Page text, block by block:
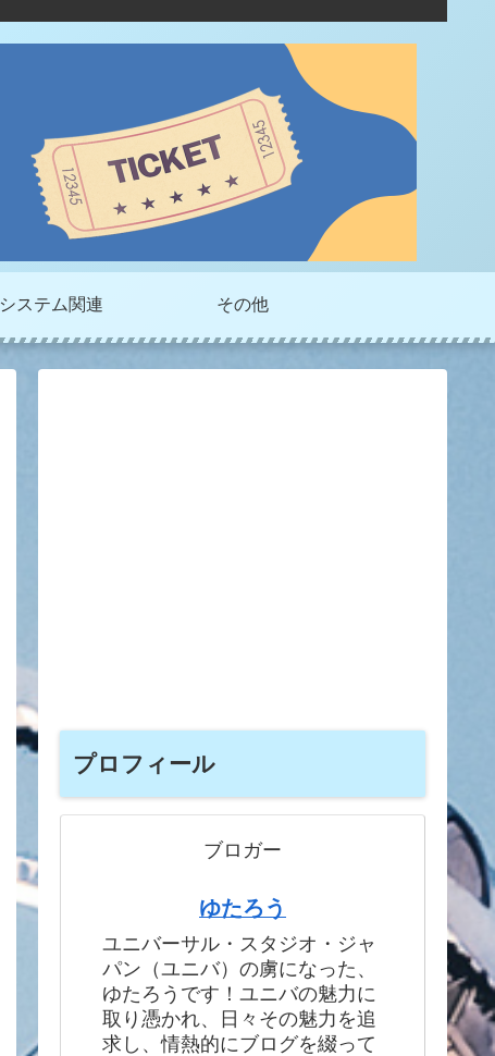
システム関連 その他
プロフィール
ブロガー
ゆたろう
ユニバーサル・スタジオ・ジャ
パン（ユニバ）の虜になった、
ゆたろうです！ユニバの魅力に
取り憑かれ、日々その魅力を追
求し、情熱的にブログを綴って